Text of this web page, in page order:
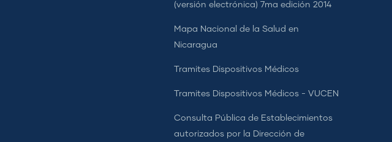
(versión electrónica) 7ma edición 2014
Mapa Nacional de la Salud en
Nicaragua
Tramites Dispositivos Médicos
Tramites Dispositivos Médicos - VUCEN
Consulta Pública de Establecimientos
autorizados por la Dirección de